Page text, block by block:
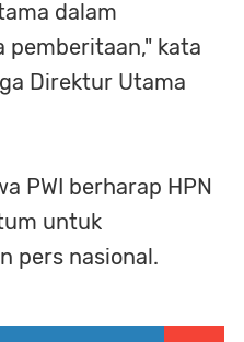
dalam
pemberitaan," kata
Direktur Utama
PWI berharap HPN
untuk
pers nasional.